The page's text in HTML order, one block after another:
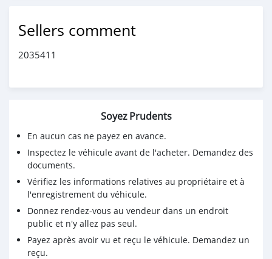
Sellers comment
2035411
Soyez Prudents
En aucun cas ne payez en avance.
Inspectez le véhicule avant de l'acheter. Demandez des
documents.
Vérifiez les informations relatives au propriétaire et à
l'enregistrement du véhicule.
Donnez rendez-vous au vendeur dans un endroit
public et n'y allez pas seul.
Payez après avoir vu et reçu le véhicule. Demandez un
reçu.